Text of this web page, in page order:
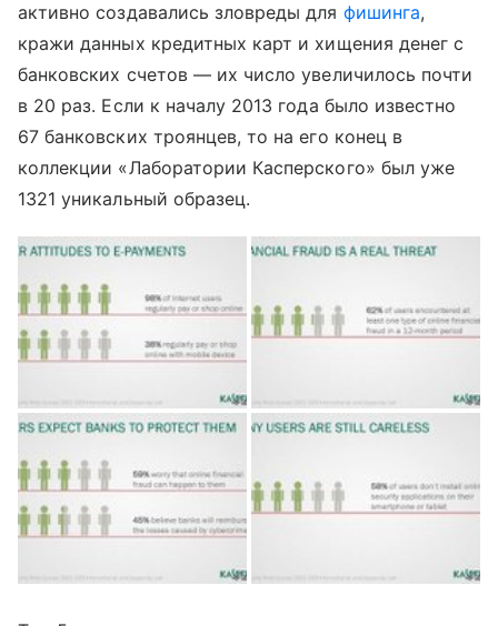
активно создавались зловреды для фишинга,
кражи данных кредитных карт и хищения денег с
банковских счетов — их число увеличилось почти
в 20 раз. Если к началу 2013 года было известно
67 банковских троянцев, то на его конец в
коллекции «Лаборатории Касперского» был уже
1321 уникальный образец.